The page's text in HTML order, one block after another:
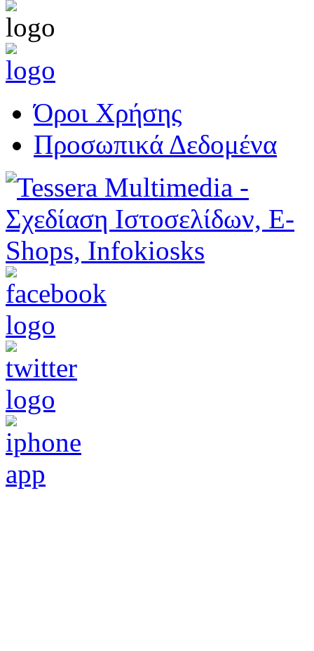
Όροι Χρήσης
Προσωπικά Δεδομένα